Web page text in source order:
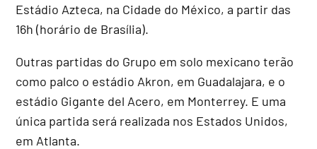
Estádio Azteca, na Cidade do México, a partir das
16h (horário de Brasília).
Outras partidas do Grupo em solo mexicano terão
como palco o estádio Akron, em Guadalajara, e o
estádio Gigante del Acero, em Monterrey. E uma
única partida será realizada nos Estados Unidos,
em Atlanta.